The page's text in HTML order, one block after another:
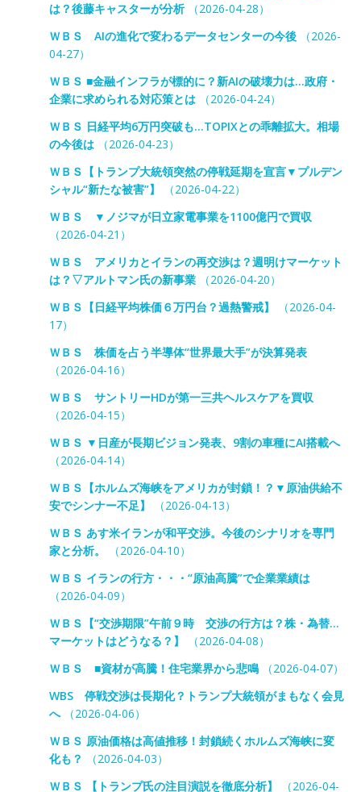
は？後藤キャスターが分析（2026-04-28）
ＷＢＳ AIの進化で変わるデータセンターの今後（2026-
04-27）
ＷＢＳ ■金融インフラが標的に？新AIの破壊力は…政府・
企業に求められる対応策とは（2026-04-24）
ＷＢＳ 日経平均6万円突破も…TOPIXとの乖離拡大。相場
の今後は（2026-04-23）
ＷＢＳ【トランプ大統領突然の停戦延期を宣言▼プルデン
シャル“新たな被害”】
（2026-04-22）
ＷＢＳ ▼ノジマが日立家電事業を1100億円で買収
（2026-04-21）
ＷＢＳ アメリカとイランの再交渉は？週明けマーケット
は？▽アルトマン氏の新事業（2026-04-20）
ＷＢＳ【日経平均株価６万円台？過熱警戒】
（2026-04-
17）
ＷＢＳ 株価を占う半導体“世界最大手”が決算発表
（2026-04-16）
ＷＢＳ サントリーHDが第一三共ヘルスケアを買収
（2026-04-15）
ＷＢＳ ▼日産が長期ビジョン発表、9割の車種にAI搭載へ
（2026-04-14）
ＷＢＳ【ホルムズ海峡をアメリカが封鎖！？▼原油供給不
安でシンナー不足】
（2026-04-13）
ＷＢＳ あす米イランが和平交渉。今後のシナリオを専門
家と分析。
（2026-04-10）
ＷＢＳ イランの行方・・・“原油高騰”で企業業績は
（2026-04-09）
ＷＢＳ【“交渉期限”午前９時 交渉の行方は？株・為替…
マーケットはどうなる？】
（2026-04-08）
ＷＢＳ ■資材が高騰！住宅業界から悲鳴（2026-04-07）
WBS 停戦交渉は長期化？トランプ大統領がまもなく会見
へ（2026-04-06）
ＷＢＳ 原油価格は高値推移！封鎖続くホルムズ海峡に変
化も？
（2026-04-03）
ＷＢＳ 【トランプ氏の注目演説を徹底分析】
（2026-04-